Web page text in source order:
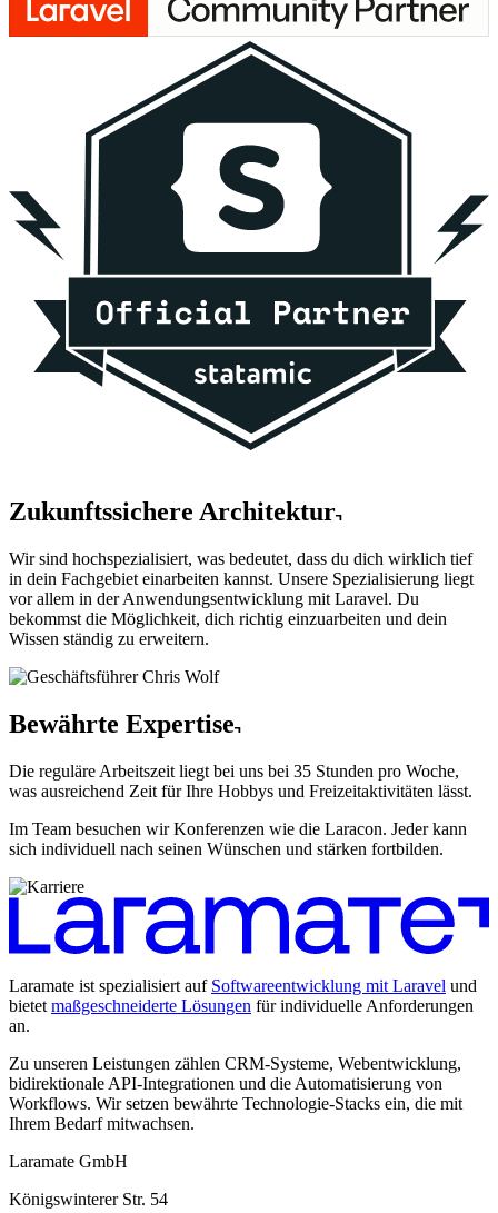
Zukunftssichere Architektur
Wir sind hochspezialisiert, was bedeutet, dass du dich wirklich tief
in dein Fachgebiet einarbeiten kannst. Unsere Spezialisierung liegt
vor allem in der Anwendungsentwicklung mit Laravel. Du
bekommst die Möglichkeit, dich richtig einzuarbeiten und dein
Wissen ständig zu erweitern.
Bewährte Expertise
Die reguläre Arbeitszeit liegt bei uns bei 35 Stunden pro Woche,
was ausreichend Zeit für Ihre Hobbys und Freizeitaktivitäten lässt.
Im Team besuchen wir Konferenzen wie die Laracon. Jeder kann
sich individuell nach seinen Wünschen und stärken fortbilden.
Laramate ist spezialisiert auf Softwareentwicklung mit Laravel und
bietetmaßgeschneiderte Lösungen für individuelle Anforderungen
an.
Zu unseren Leistungen zählen CRM-Systeme, Webentwicklung,
bidirektionale API-Integrationen und die Automatisierung von
Workflows. Wir setzen bewährte Technologie-Stacks ein, die mit
Ihrem Bedarf mitwachsen.
Laramate GmbH
Königswinterer Str. 54